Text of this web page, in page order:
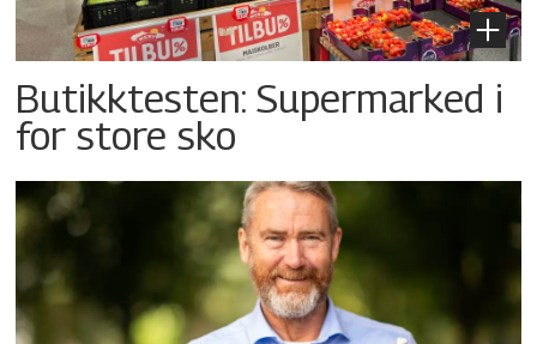
Butikktesten: Supermarked i
for store sko